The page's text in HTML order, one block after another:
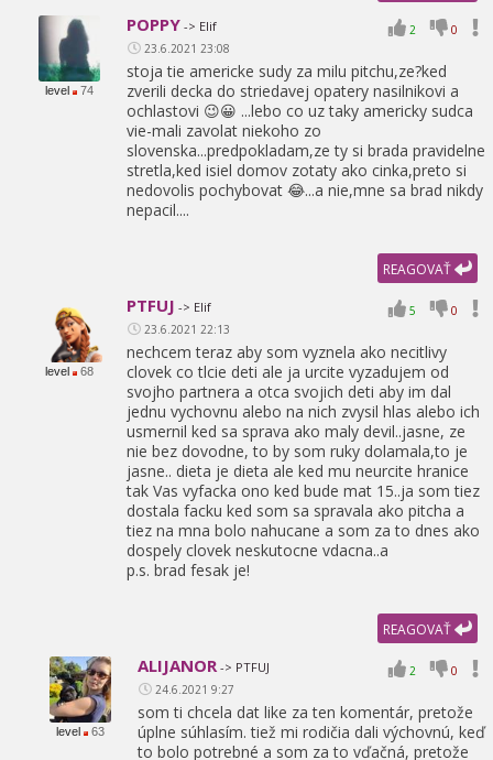
level 74
2 0
POPPY -> Elif
23.6.2021 23:08
stoja tie americke sudy za milu pitchu,ze?ked
zverili decka do striedavej opatery nasilnikovi a
ochlastovi 😉😀 ...lebo co uz taky americky sudca
vie-mali zavolat niekoho zo
slovenska...predpokladam,ze ty si brada pravidelne
stretla,ked isiel domov zotaty ako cinka,preto si
nedovolis pochybovat 😂...a nie,mne sa brad nikdy
nepacil....
REAGOVAŤ
level 68
5 0
PTFUJ -> Elif
23.6.2021 22:13
nechcem teraz aby som vyznela ako necitlivy
clovek co tlcie deti ale ja urcite vyzadujem od
svojho partnera a otca svojich deti aby im dal
jednu vychovnu alebo na nich zvysil hlas alebo ich
usmernil ked sa sprava ako maly devil..jasne, ze
nie bez dovodne, to by som ruky dolamala,to je
jasne.. dieta je dieta ale ked mu neurcite hranice
tak Vas vyfacka ono ked bude mat 15..ja som tiez
dostala facku ked som sa spravala ako pitcha a
tiez na mna bolo nahucane a som za to dnes ako
dospely clovek neskutocne vdacna..a
p.s. brad fesak je!
REAGOVAŤ
level 63
2 0
ALIJANOR -> PTFUJ
24.6.2021 9:27
som ti chcela dat like za ten komentár, pretože
úplne súhlasím. tiež mi rodičia dali výchovnú, keď
to bolo potrebné a som za to vďačná, pretože